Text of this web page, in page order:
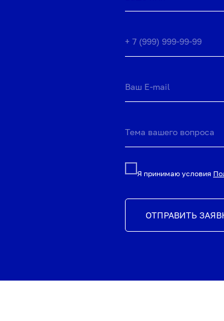
Я принимаю условия
ОТПРАВИТЬ